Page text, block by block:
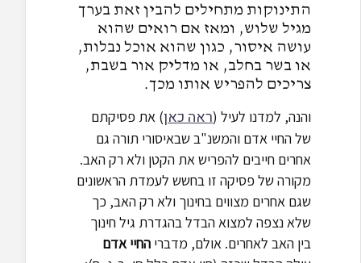
התינוקות מתחילים להבין זאת בערך
מגיל שלוש, ומאז אם רואים שהוא
עושה איסור, כגון שהוא אוכל נבלות,
או בשר בחלב, או מדליק אור בשבת,
צריכים להפריש אותו מכך.
והנה, למדנו לעיל (ראה כאן) את פסיקתם
של החיי אדם והמשנ"ב שבאיסורי תורה גם
אחרים חייבים להפריש את הקטן ולא רק האב.
מקורה של פסיקה זו בחשש לעמדת הראשונים
שגם אחרים מצווים בחינוך ולא רק האב, כך
שלא נצפה למצוא הבדל בהגדרת גיל חינוך
בין האב לאחרים. אולם, מדבריהחיי אדם